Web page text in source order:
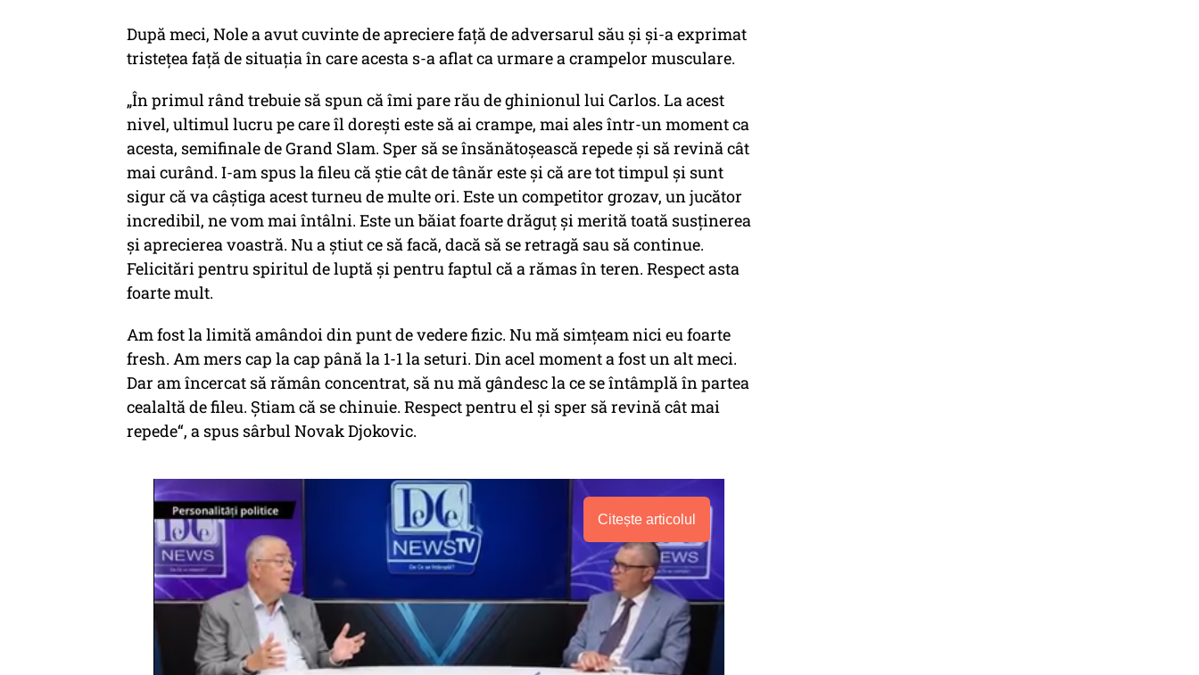
După meci, Nole a avut cuvinte de apreciere față de adversarul său și și-a exprimat
tristețea față de situația în care acesta s-a aflat ca urmare a crampelor musculare.
„În primul rând trebuie să spun că îmi pare rău de ghinionul lui Carlos. La acest
nivel, ultimul lucru pe care îl dorești este să ai crampe, mai ales într-un moment ca
acesta, semifinale de Grand Slam. Sper să se însănătoșească repede și să revină cât
mai curând. I-am spus la fileu că știe cât de tânăr este și că are tot timpul și sunt
sigur că va câștiga acest turneu de multe ori. Este un competitor grozav, un jucător
incredibil, ne vom mai întâlni. Este un băiat foarte drăguț și merită toată susținerea
și aprecierea voastră. Nu a știut ce să facă, dacă să se retragă sau să continue.
Felicitări pentru spiritul de luptă și pentru faptul că a rămas în teren. Respect asta
foarte mult.
Am fost la limită amândoi din punt de vedere fizic. Nu mă simțeam nici eu foarte
fresh. Am mers cap la cap până la 1-1 la seturi. Din acel moment a fost un alt meci.
Dar am încercat să rămân concentrat, să nu mă gândesc la ce se întâmplă în partea
cealaltă de fileu. Știam că se chinuie. Respect pentru el și sper să revină cât mai
repede“, a spus sârbul Novak Djokovic.
Citește articolul